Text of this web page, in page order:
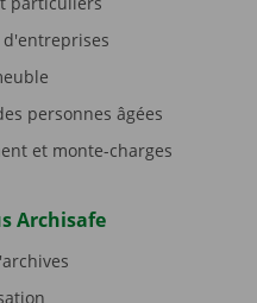
personnes âgées
et monte-charges
Archisafe